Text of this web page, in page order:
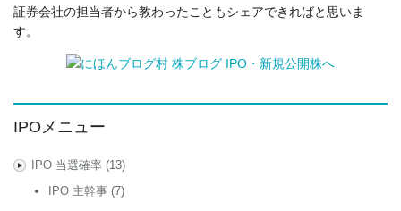
証券会社の担当者から教わったこともシェアできればと思いま
す。
IPOメニュー
IPO 当選確率(13)
IPO 主幹事 (7)